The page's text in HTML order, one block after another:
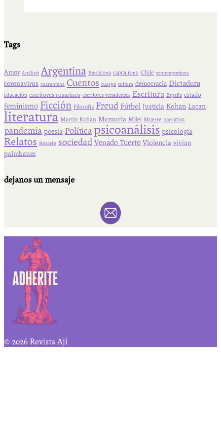
Tags
Amor Análisis Argentina Barcelona capitalismo Chile contemporánea
coronavirus cuarentena Cuentos cuerpo cultura democracia Dictadura
educación escritores rosarinos escritores venadenses Escritura España estado
feminismo Ficción Filosofía Freud Fútbol Justicia Kohan Lacan
literatura Martín Kohan Memoria Milei Muerte narrativa
pandemia poesía Política psicoanálisis psicología
Relatos Rosario sociedad Venado Tuerto Violencia vivian
palmbaum
dejanos un mensaje
© 2026 Revista Ají